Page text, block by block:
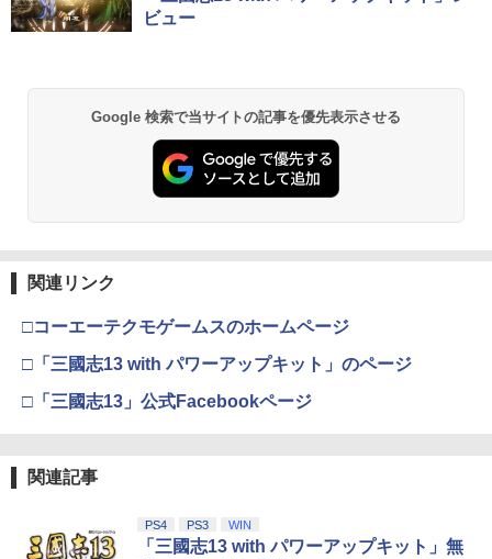
ビュー
Google 検索で当サイトの記事を優先表示させる
関連リンク
□コーエーテクモゲームスのホームページ
□「三國志13 with パワーアップキット」のページ
□「三國志13」公式Facebookページ
関連記事
PS4 PS3 WIN
「三國志13 with パワーアップキット」無